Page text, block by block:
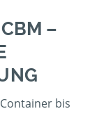
–
bis